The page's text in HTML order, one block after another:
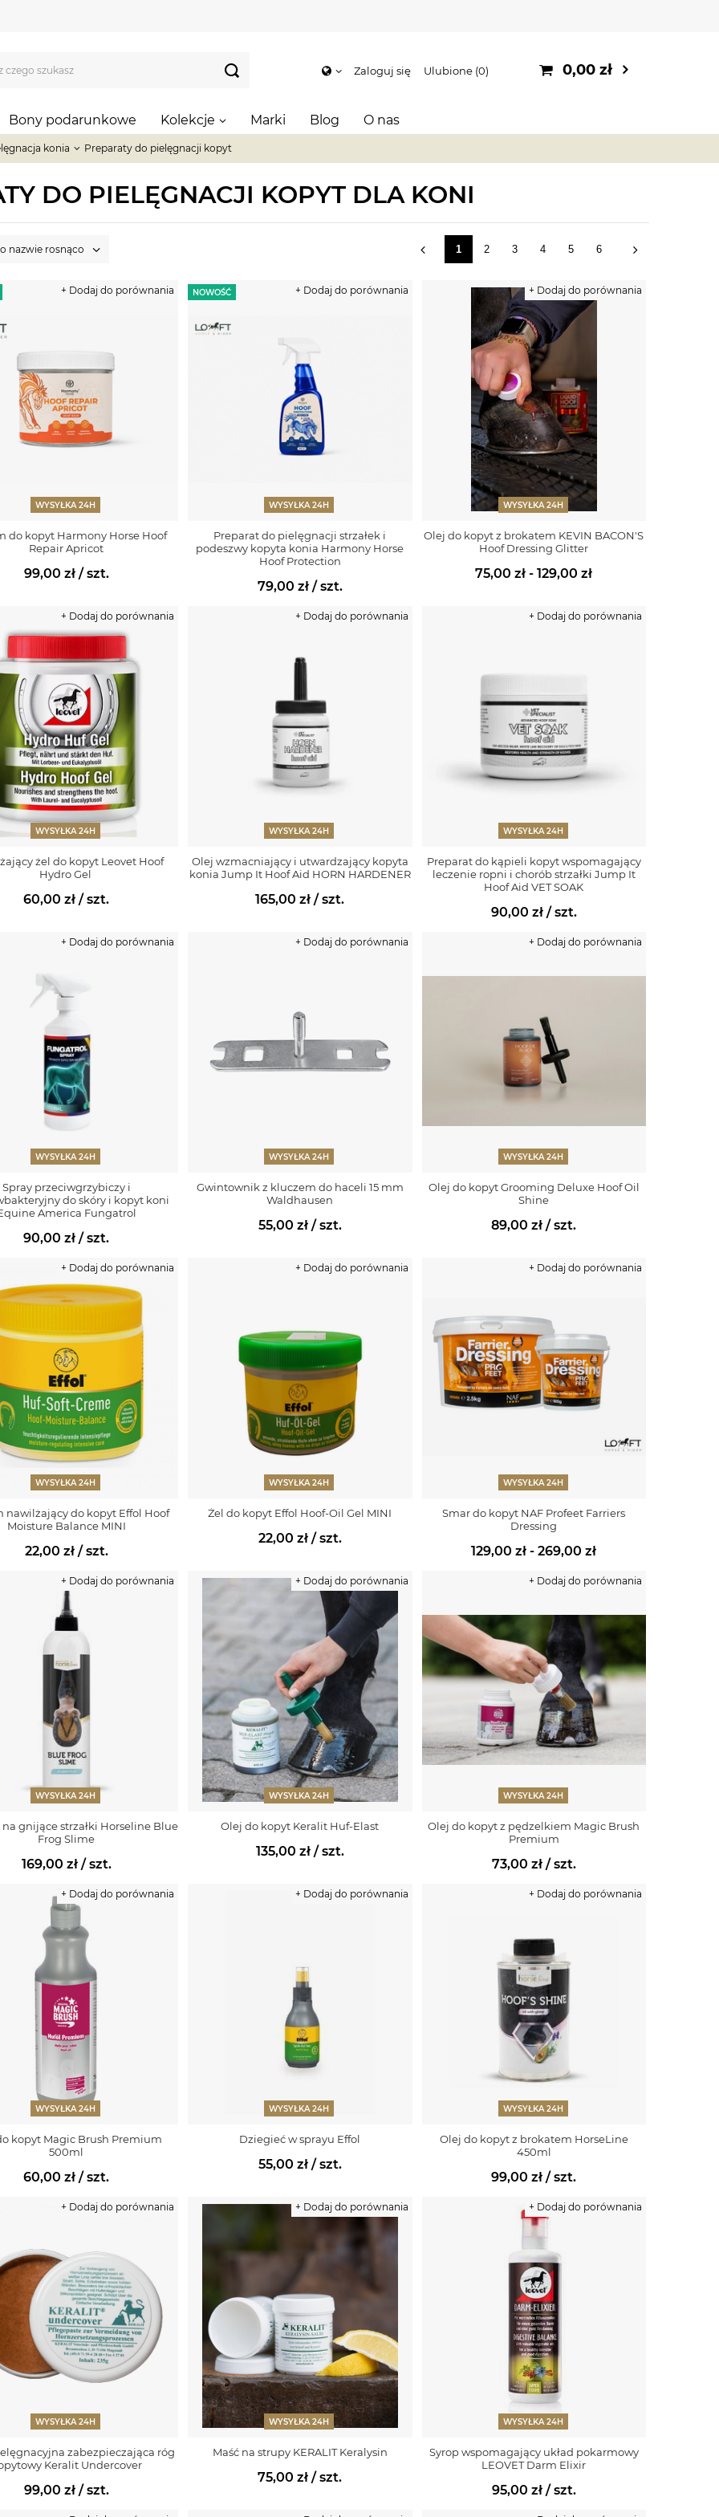
Zaloguj się Ulubione 0 0,00 zł
Bony podarunkowe Kolekcje Marki Blog O nas
konia Preparaty do pielęgnacji kopyt
DO PIELĘGNACJI KOPYT DLA KONI
nazwie rosnąco 1 2 3 4 5 6
WYSYŁKA 24H
do kopyt Harmony Horse Hoof
Repair Apricot
99,00 zł/ szt.
+ Dodaj do porównania NOWOŚĆ
WYSYŁKA 24H
Preparat do pielęgnacji strzałek i
podeszwy kopyta konia Harmony Horse
Hoof Protection
79,00 zł/ szt.
+ Dodaj do porównania
WYSYŁKA 24H
Olej do kopyt z brokatem KEVIN BACON'S
Hoof Dressing Glitter
75,00 zł - 129,00 zł
+ Dodaj do porównania
WYSYŁKA 24H
żel do kopyt Leovet Hoof
Hydro Gel
60,00 zł / szt.
+ Dodaj do porównania
WYSYŁKA 24H
Olej wzmacniający i utwardzający kopyta
konia Jump It Hoof Aid HORN HARDENER
165,00 zł / szt.
+ Dodaj do porównania
WYSYŁKA 24H
Preparat do kąpieli kopyt wspomagający
leczenie ropni i chorób strzałki Jump It
Hoof Aid VET SOAK
90,00 zł/ szt.
+ Dodaj do porównania
WYSYŁKA 24H
Spray przeciwgrzybiczy i
do skóry i kopyt koni
America Fungatrol
90,00 zł / szt.
+ Dodaj do porównania
WYSYŁKA 24H
Gwintownik z kluczem do haceli 15 mm
Waldhausen
55,00 zł/ szt.
+ Dodaj do porównania
WYSYŁKA 24H
Olej do kopyt Grooming Deluxe Hoof Oil
Shine
89,00 zł / szt.
+ Dodaj do porównania
WYSYŁKA 24H
nawilżający do kopyt Effol Hoof
Moisture Balance MINI
22,00 zł/ szt.
+ Dodaj do porównania
WYSYŁKA 24H
Żel do kopyt Effol Hoof-Oil Gel MINI
22,00 zł/ szt.
+ Dodaj do porównania
WYSYŁKA 24H
Smar do kopyt NAF Profeet Farriers
Dressing
129,00 zł - 269,00 zł
+ Dodaj do porównania
WYSYŁKA 24H
gnijące strzałki Horseline Blue
Frog Slime
169,00 zł/ szt.
+ Dodaj do porównania
WYSYŁKA 24H
Olej do kopyt Keralit Huf-Elast
135,00 zł/ szt.
+ Dodaj do porównania
WYSYŁKA 24H
Olej do kopyt z pędzelkiem Magic Brush
Premium
73,00 zł/ szt.
+ Dodaj do porównania
WYSYŁKA 24H
kopyt Magic Brush Premium
500ml
60,00 zł / szt.
+ Dodaj do porównania
WYSYŁKA 24H
Dziegieć w sprayu Effol
55,00 zł/ szt.
+ Dodaj do porównania
WYSYŁKA 24H
Olej do kopyt z brokatem HorseLine
450ml
99,00 zł / szt.
+ Dodaj do porównania
WYSYŁKA 24H
zabezpieczająca róg
Keralit Undercover
99,00 zł/ szt.
+ Dodaj do porównania
WYSYŁKA 24H
Maść na strupy KERALIT Keralysin
75,00 zł / szt.
+ Dodaj do porównania
WYSYŁKA 24H
Syrop wspomagający układ pokarmowy
LEOVET Darm Elixir
95,00 zł/ szt.
+ Dodaj do porównania